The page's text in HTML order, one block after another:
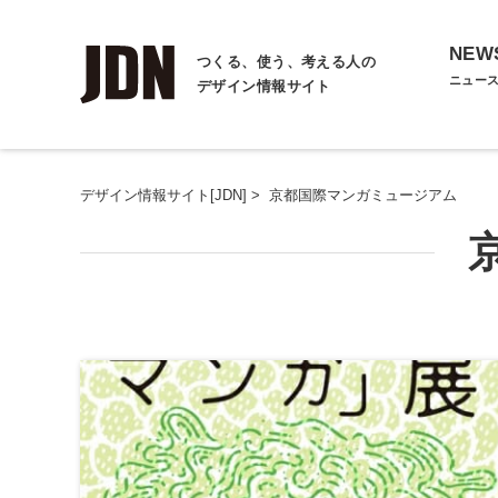
つくる、使う、考える人の
デザイン情報サイト
ニュー
デザイン情報サイト[JDN] > 京都国際マンガミュージアム